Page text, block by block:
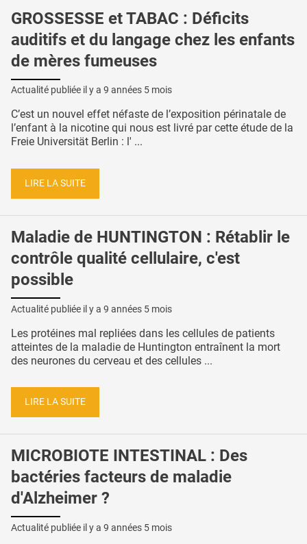
GROSSESSE et TABAC : Déficits
auditifs et du langage chez les enfants
de mères fumeuses
Actualité publiée il y a 9 années 5 mois
C’est un nouvel effet néfaste de l’exposition périnatale de
l’enfant à la nicotine qui nous est livré par cette étude de la
Freie Universität Berlin : l' ...
LIRE LA SUITE
Maladie de HUNTINGTON : Rétablir le
contrôle qualité cellulaire, c'est
possible
Actualité publiée il y a 9 années 5 mois
Les protéines mal repliées dans les cellules de patients
atteintes de la maladie de Huntington entraînent la mort
des neurones du cerveau et des cellules ...
LIRE LA SUITE
MICROBIOTE INTESTINAL : Des
bactéries facteurs de maladie
d'Alzheimer ?
Actualité publiée il y a 9 années 5 mois